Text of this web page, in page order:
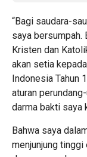
“Bagi saudara-
saya bersumpah.
Kristen dan
akan setia
Indonesia Tahun
aturan
darma bakti saya
Bahwa saya
menjunjung